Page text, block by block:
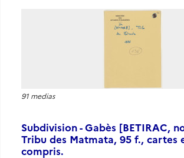
91 medias
Subdivision - Gabès [BETIRAC,
Tribu des Matmata, 95 f., cartes
compris.